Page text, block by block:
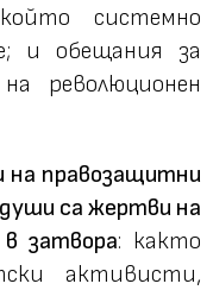
системно
и обещания за
революционен
на правозащитни
са жертви на
затвора: както
активисти,